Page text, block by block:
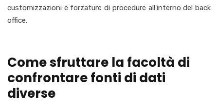
customizzazioni e forzature di procedure all'interno del back
office.
Come sfruttare la facoltà di
confrontare fonti di dati
diverse